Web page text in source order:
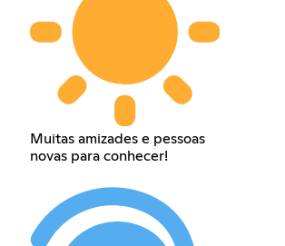
Muitas amizades e pessoas
novas para conhecer!